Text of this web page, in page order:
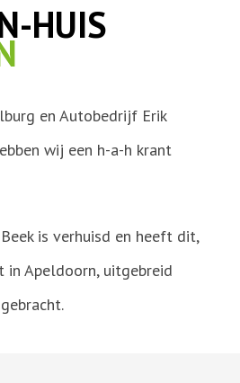
HUIS
en Autobedrijf Erik
wij een h-a-h krant
is verhuisd en heeft dit,
in Apeldoorn, uitgebreid